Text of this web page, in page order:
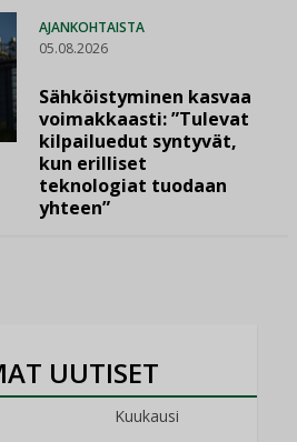
AJANKOHTAISTA
05.08.2026
Sähköistyminen kasvaa
voimakkaasti: ”Tulevat
kilpailuedut syntyvät,
kun erilliset
teknologiat tuodaan
yhteen”
UUTISET
Kuukausi